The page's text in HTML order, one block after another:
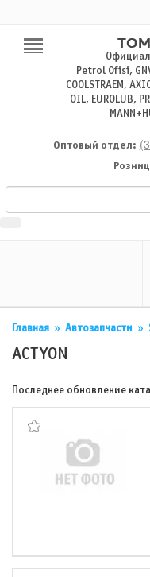
Petrol Ofisi,
COOLSTRAEM,
OIL, EUROLUB,
Оптовый отдел:
Главная » Автозапчасти »
ACTYON
Последнее обновление